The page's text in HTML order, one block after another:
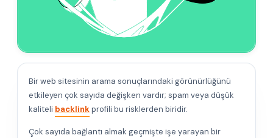
Bir web sitesinin arama sonuçlarındaki görünürlüğünü
etkileyen çok sayıda değişken vardır; spam veya düşük
kaliteli backlinkprofili bu risklerden biridir.
Çok sayıda bağlantı almak geçmişte işe yarayan bir